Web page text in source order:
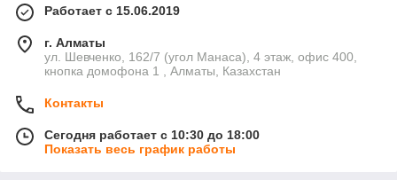
Работает с 15.06.2019
г. Алматы
ул. Шевченко, 162/7 (угол Манаса), 4 этаж, офис 400,
кнопка домофона 1 , Алматы, Казахстан
Контакты
Сегодня работает с 10:30 до 18:00
Показать весь график работы